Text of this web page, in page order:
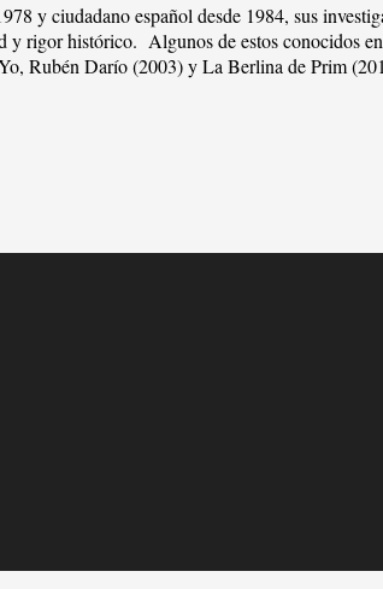
y ciudadano español desde 1984, sus
y rigor histórico. Algunos de estos conocidos
Rubén Darío (2003) y La Berlina de Prim